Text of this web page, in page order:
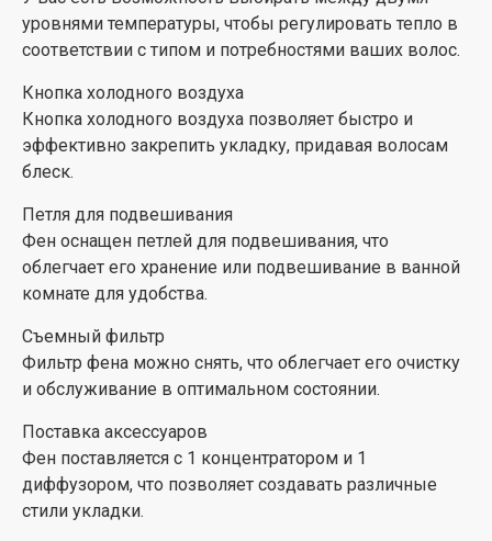
уровнями температуры, чтобы регулировать тепло в
соответствии с типом и потребностями ваших волос.
Кнопка холодного воздуха
Кнопка холодного воздуха позволяет быстро и
эффективно закрепить укладку, придавая волосам
блеск.
Петля для подвешивания
Фен оснащен петлей для подвешивания, что
облегчает его хранение или подвешивание в ванной
комнате для удобства.
Съемный фильтр
Фильтр фена можно снять, что облегчает его очистку
и обслуживание в оптимальном состоянии.
Поставка аксессуаров
Фен поставляется с 1 концентратором и 1
диффузором, что позволяет создавать различные
стили укладки.